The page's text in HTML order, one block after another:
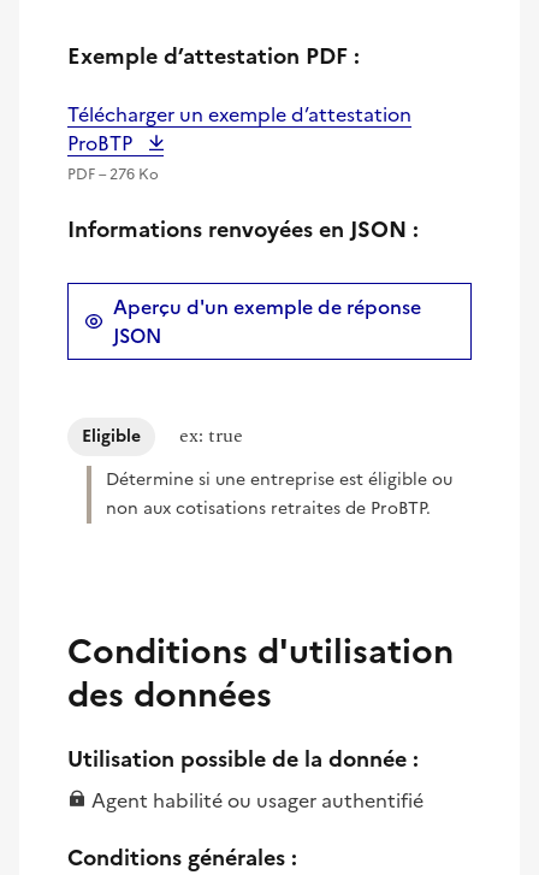
Exemple d’attestation PDF :
Télécharger un exemple d’attestation
ProBTP
PDF – 276 Ko
Informations renvoyées en JSON :
Aperçu d'un exemple de réponse
JSON
Eligible ex: true
Détermine si une entreprise est éligible ou
non aux cotisations retraites de ProBTP.
Conditions d'utilisation
des données
Utilisation possible de la donnée :
Agent habilité ou usager authentifié
Conditions générales :